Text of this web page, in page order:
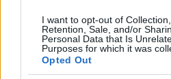
I want to opt-out of Collection,
Retention, Sale, and/or
Personal Data that Is
Purposes for which it was
Opted Out